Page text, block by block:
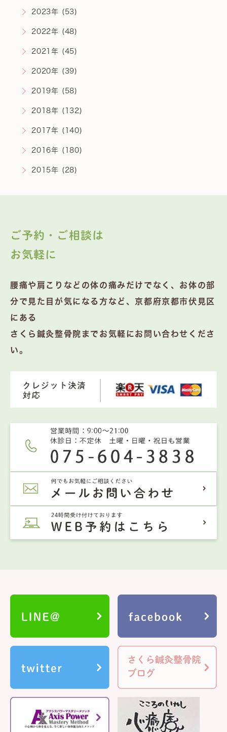
2023年 (53)
2022年 (48)
2021年 (45)
2020年 (39)
2019年 (58)
2018年 (132)
2017年 (140)
2016年 (180)
2015年 (28)
ご予約・ご相談は
お気軽に
腰痛や肩こりなどの体の痛みだけでなく、お体の部
分で見た目が気になる方など、京都府京都市伏見区
にある
さくら鍼灸整骨院までお気軽にお問い合わせくださ
い。